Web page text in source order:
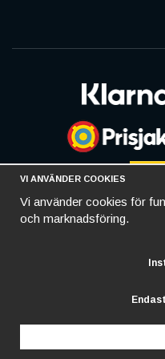
VI ANVÄNDER COOKIES
Vi använder cookies för
och marknadsföring.